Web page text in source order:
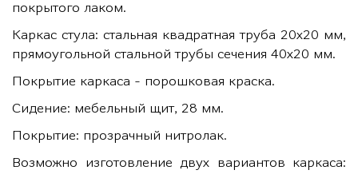
покрытого лаком.
Каркас стула: стальная квадратная труба 20х20 мм,
прямоугольной стальной трубы сечения 40х20 мм.
Покрытие каркаса - порошковая краска.
Сидение: мебельный щит, 28 мм.
Покрытие: прозрачный нитролак.
Возможно изготовление двух вариантов каркаса: